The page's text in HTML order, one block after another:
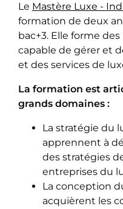
Le Mastère Luxe -
formation de deux
bac+3. Elle forme
capable de gérer et
et des services de
La formation est
grands domaines :
La stratégie du
apprennent à
des stratégies
entreprises du
La conception
acquièrent les